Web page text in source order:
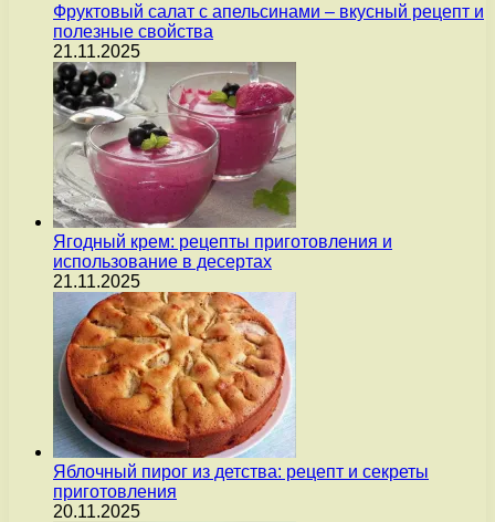
Фруктовый салат с апельсинами – вкусный рецепт и
полезные свойства
21.11.2025
Ягодный крем: рецепты приготовления и
использование в десертах
21.11.2025
Яблочный пирог из детства: рецепт и секреты
приготовления
20.11.2025